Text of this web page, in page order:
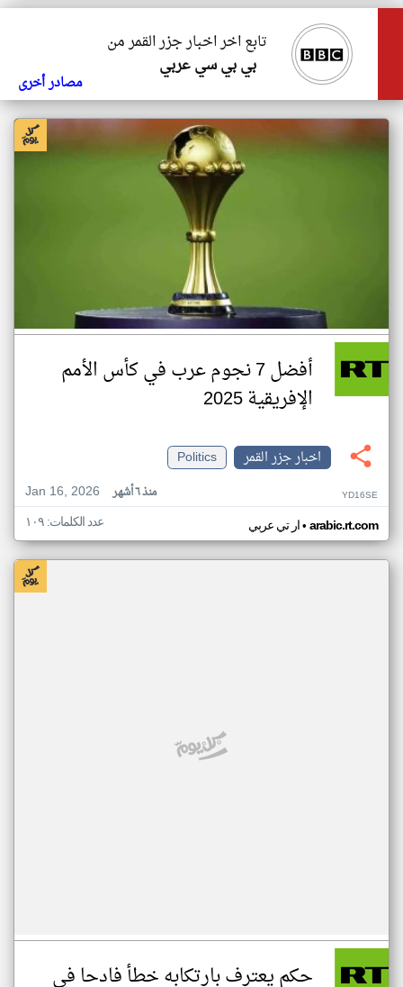
تابع اخر اخبار جزر القمر من
بي بي سي عربي
مصادر أخرى
أفضل 7 نجوم عرب في كأس الأمم
الإفريقية 2025
اخبار جزر القمر
Politics
Jan 16, 2026
منذ ٦ أشهر YD16SE
ار تي عربي• arabic.rt.com عدد الكلمات: ١٠٩
حكم يعترف بارتكابه خطأ فادحا في